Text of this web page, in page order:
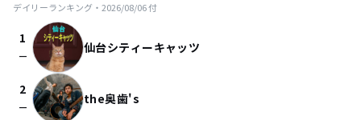
デイリーランキング・ 2026/08/06付
1
check_indeterminate_small 仙台シティーキャッツ
2
check_indeterminate_small the奥歯's